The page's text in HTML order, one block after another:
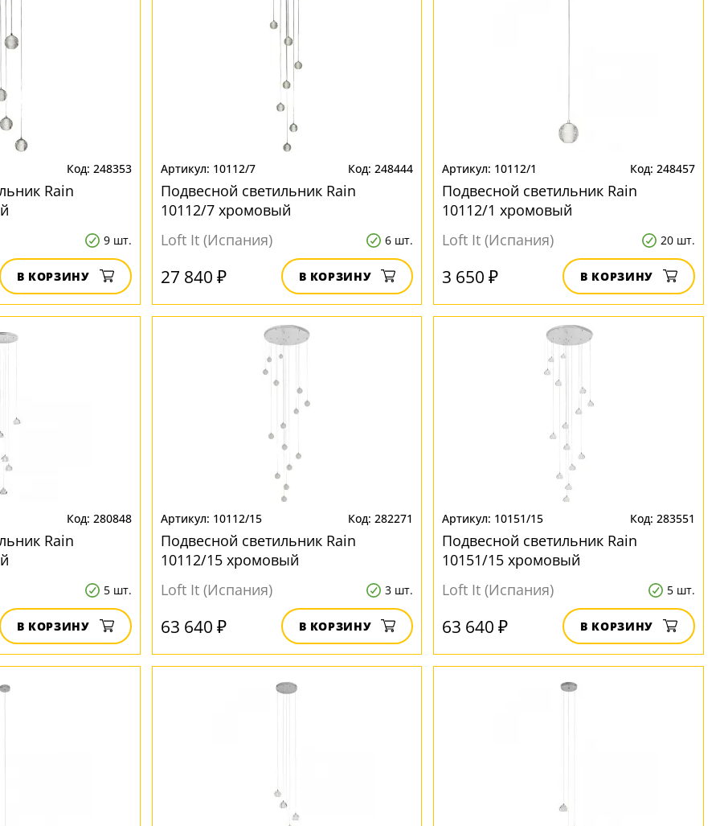
248353
Rain
9 шт.
В КОРЗИНУ
10112/7 248444
Подвесной светильник Rain
10112/7 хромовый
Loft It (Испания)
6 шт.
27 840 ₽ В КОРЗИНУ
10112/1 248457
Подвесной светильник Rain
10112/1 хромовый
Loft It (Испания)
20 шт.
3 650 ₽ В КОРЗИНУ
280848
Rain
5 шт.
В КОРЗИНУ
10112/15 282271
Подвесной светильник Rain
10112/15 хромовый
Loft It (Испания)
3 шт.
63 640 ₽ В КОРЗИНУ
10151/15 283551
Подвесной светильник Rain
10151/15 хромовый
Loft It (Испания)
5 шт.
63 640 ₽ В КОРЗИНУ